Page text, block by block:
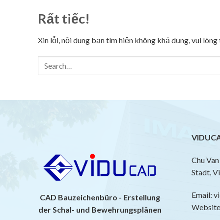
Rất tiếc!
Xin lỗi, nội dung bạn tìm hiện không khả dụng, vui
CAD Bauzeichenbüro - Erstellung
der Schal- und Bewehrungsplänen
Chu
Stadt,
Email: